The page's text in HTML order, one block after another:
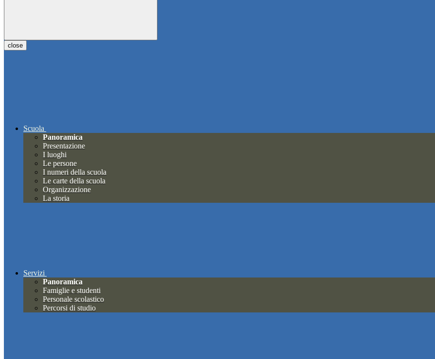
close
Scuola
Panoramica
Presentazione
I luoghi
Le persone
I numeri della scuola
Le carte della scuola
Organizzazione
La storia
Servizi
Panoramica
Famiglie e studenti
Personale scolastico
Percorsi di studio